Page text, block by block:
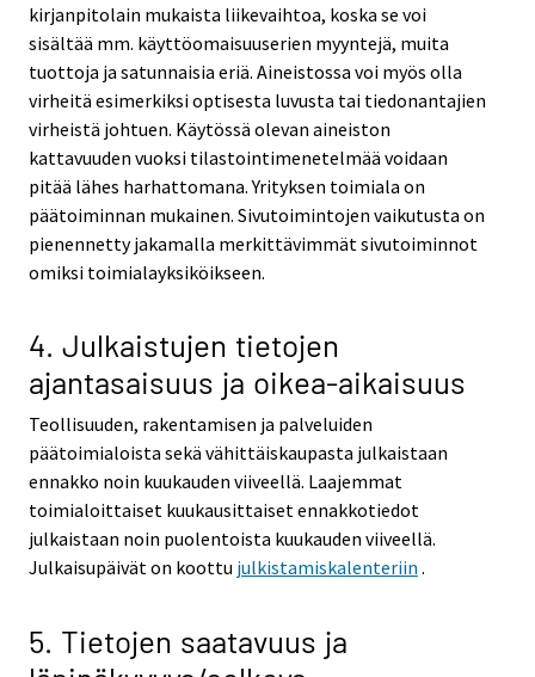
kirjanpitolain mukaista liikevaihtoa, koska se voi
sisältää mm. käyttöomaisuuserien myyntejä, muita
tuottoja ja satunnaisia eriä. Aineistossa voi myös olla
virheitä esimerkiksi optisesta luvusta tai tiedonantajien
virheistä johtuen. Käytössä olevan aineiston
kattavuuden vuoksi tilastointimenetelmää voidaan
pitää lähes harhattomana. Yrityksen toimiala on
päätoiminnan mukainen. Sivutoimintojen vaikutusta on
pienennetty jakamalla merkittävimmät sivutoiminnot
omiksi toimialayksiköikseen.
4. Julkaistujen tietojen
ajantasaisuus ja oikea-aikaisuus
Teollisuuden, rakentamisen ja palveluiden
päätoimialoista sekä vähittäiskaupasta julkaistaan
ennakko noin kuukauden viiveellä. Laajemmat
toimialoittaiset kuukausittaiset ennakkotiedot
julkaistaan noin puolentoista kuukauden viiveellä.
Julkaisupäivät on koottu julkistamiskalenteriin .
5. Tietojen saatavuus ja